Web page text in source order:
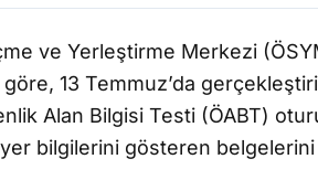
ve Yerleştirme Merkezi
göre, 13 Temmuz’da
Alan Bilgisi Testi (ÖABT)
bilgilerini gösteren